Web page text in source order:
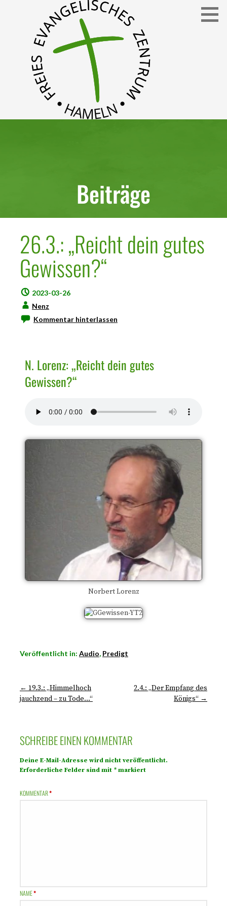
Beiträge
26.3.: „Reicht dein gutes
Gewissen?“
2023-03-26
Nenz
Kommentar hinterlassen
N. Lorenz: „Reicht dein gutes
Gewissen?“
Norbert Lorenz
Veröffentlicht in: Audio, Predigt
← 19.3.: „Himmelhoch
jauchzend – zu Tode…“
2.4.: „Der Empfang des
Königs“ →
SCHREIBE EINEN KOMMENTAR
Deine E-Mail-Adresse wird nicht veröffentlicht.
Erforderliche Felder sind mit * markiert
KOMMENTAR*
NAME*